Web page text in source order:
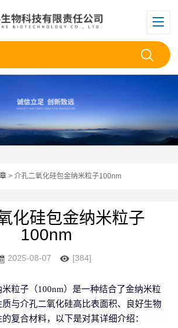
> 介孔二氧化硅包金纳米粒子100nm
化硅包金纳米粒子
100nm
2025-08-07 [384]
粒子（100nm）是一种结合了金纳米粒
与介孔二氧化硅高比表面积、良好生物
复合材料，以下是对其详细介绍：